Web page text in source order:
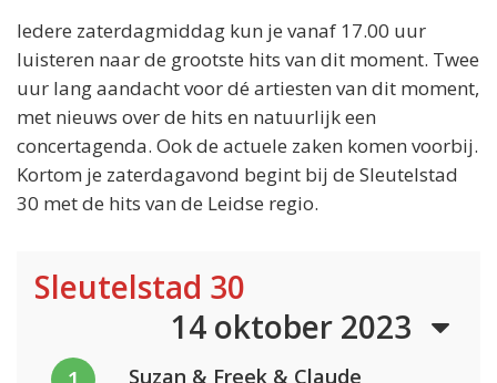
Iedere zaterdagmiddag kun je vanaf 17.00 uur
luisteren naar de grootste hits van dit moment. Twee
uur lang aandacht voor dé artiesten van dit moment,
met nieuws over de hits en natuurlijk een
concertagenda. Ook de actuele zaken komen voorbij.
Kortom je zaterdagavond begint bij de Sleutelstad
30 met de hits van de Leidse regio.
Sleutelstad 30
14 oktober 2023
Suzan & Freek & Claude